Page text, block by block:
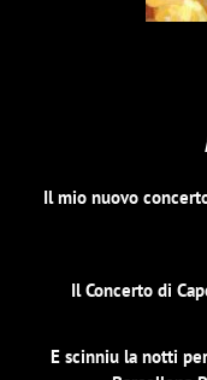
Il mio nuovo
Il Concerto di
E scinniu la notti